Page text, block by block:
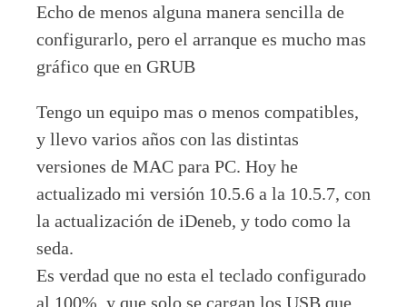
Echo de menos alguna manera sencilla de
configurarlo, pero el arranque es mucho mas
gráfico que en GRUB
Tengo un equipo mas o menos compatibles,
y llevo varios años con las distintas
versiones de MAC para PC. Hoy he
actualizado mi versión 10.5.6 a la 10.5.7, con
la actualización de iDeneb, y todo como la
seda.
Es verdad que no esta el teclado configurado
al 100%, y que solo se cargan los USB que